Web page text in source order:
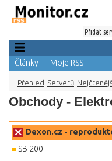
Přidat
Články Moje RSS
Přehled Serverů
Obchody -
Dexon.cz -
SB 200